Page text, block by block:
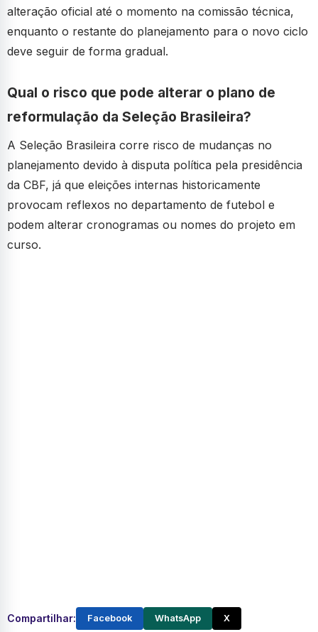
alteração oficial até o momento na comissão técnica,
enquanto o restante do planejamento para o novo ciclo
deve seguir de forma gradual.
Qual o risco que pode alterar o plano de
reformulação da Seleção Brasileira?
A Seleção Brasileira corre risco de mudanças no
planejamento devido à disputa política pela presidência
da CBF, já que eleições internas historicamente
provocam reflexos no departamento de futebol e
podem alterar cronogramas ou nomes do projeto em
curso.
Compartilhar: Facebook WhatsApp X